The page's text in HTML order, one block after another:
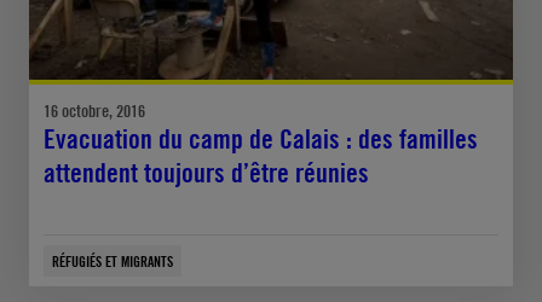
16 octobre, 2016
Evacuation du camp de Calais : des familles
attendent toujours d’être réunies
RÉFUGIÉS ET MIGRANTS